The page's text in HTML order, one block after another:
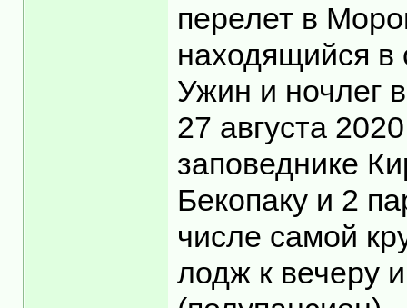
перелет в
находящийся в
Ужин и ночлег
27 августа
заповеднике
Бекопаку и 2
числе самой
лодж к вечеру